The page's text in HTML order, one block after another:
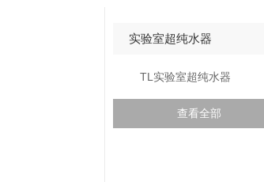
实验室超纯水器
TL实验室超纯水器
查看全部